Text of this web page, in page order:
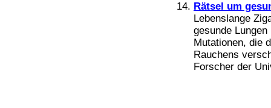
Rätsel um
Lebenslange
gesunde
Mutationen, die
Rauchens
Forscher der